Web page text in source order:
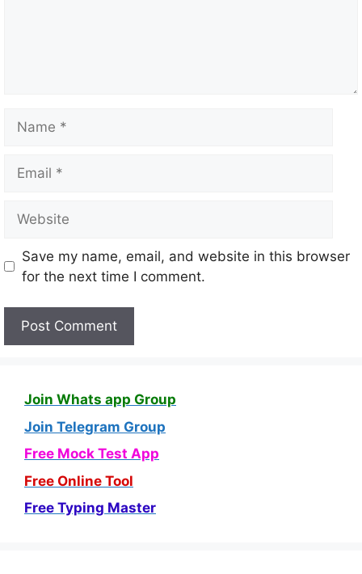
Save my name, email, and website in this browser
for the next time I comment.
Join Whats app Group
Join Telegram Group
Free Mock Test App
Free Online Tool
Free Typing Master